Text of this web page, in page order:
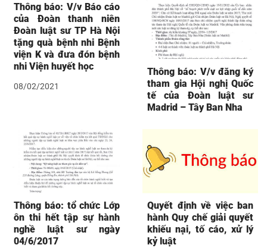
Thông báo: V/v Báo cáo
của Đoàn thanh niên
Đoàn luật sư TP Hà Nội
tặng quà bệnh nhi Bệnh
viện K và đưa đón bệnh
nhi Viện huyết học
08/02/2021
Thông báo: V/v đăng ký
tham gia Hội nghị Quốc
tế của Đoàn luật sư
Madrid – Tây Ban Nha
Thông báo: tổ chức Lớp
ôn thi hết tập sự hành
nghề luật sư ngày
04/6/2017
Quyết định về việc ban
hành Quy chế giải quyết
khiếu nại, tố cáo, xử lý
kỷ luật